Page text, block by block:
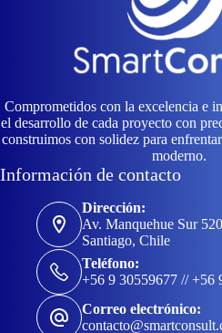
Comprometidos con la excelencia e
el desarrollo de cada proyecto con
construimos con solidez para
moderno.
Información de contacto
Dirección:
Av. Manquehue Sur
Santiago, Chile
Teléfono:
+56 9 30559677 // +56
Correo electrónico: